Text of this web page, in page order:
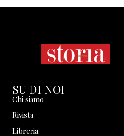
SU DI NOI
Chi siamo
Rivista
Libreria